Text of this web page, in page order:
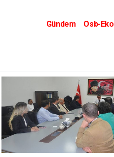
Gündem Osb-